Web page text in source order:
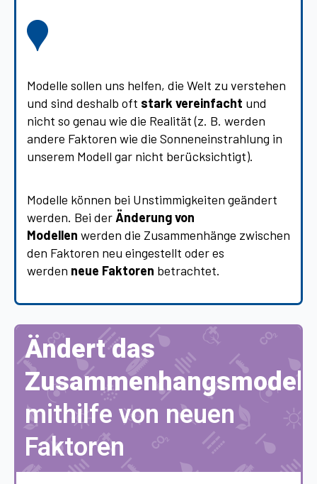
Modelle sollen uns helfen, die Welt zu verstehen
und sind deshalb oft stark vereinfacht und
nicht so genau wie die Realität (z. B. werden
andere Faktoren wie die Sonneneinstrahlung in
unserem Modell gar nicht berücksichtigt).
Modelle können bei Unstimmigkeiten geändert
werden. Bei der Änderung von
Modellen werden die Zusammenhänge zwischen
den Faktoren neu eingestellt oder es
werden neue Faktoren betrachtet.
Ändert das
Zusammenhangsmodell
mithilfe von neuen
Faktoren